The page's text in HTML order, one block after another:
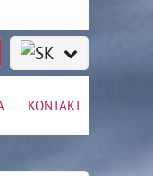
KONTAKT